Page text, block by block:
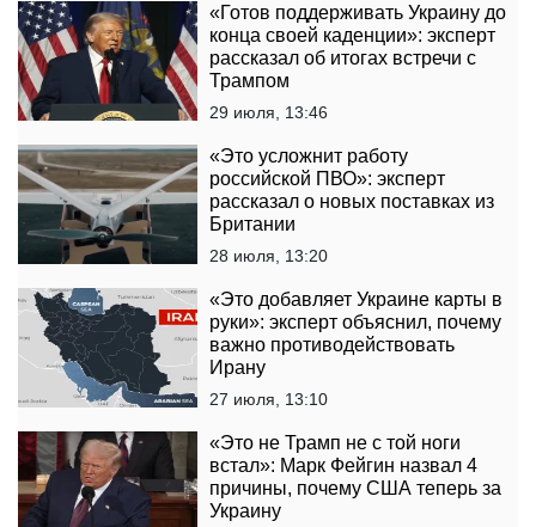
«Готов поддерживать Украину до
конца своей каденции»: эксперт
рассказал об итогах встречи с
Трампом
29 июля, 13:46
«Это усложнит работу
российской ПВО»: эксперт
рассказал о новых поставках из
Британии
28 июля, 13:20
«Это добавляет Украине карты в
руки»: эксперт объяснил, почему
важно противодействовать
Ирану
27 июля, 13:10
«Это не Трамп не с той ноги
встал»: Марк Фейгин назвал 4
причины, почему США теперь за
Украину